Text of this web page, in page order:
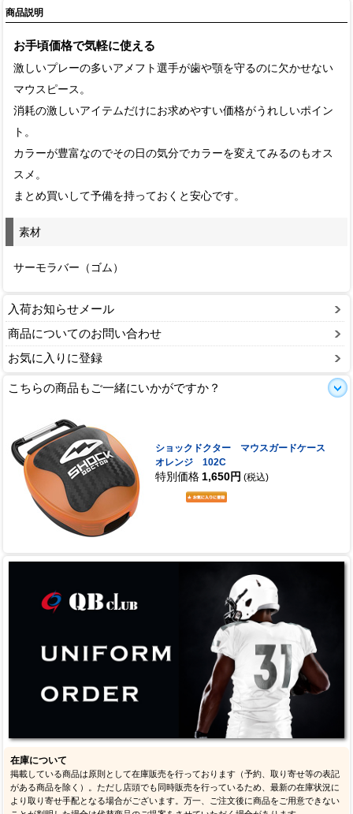
商品説明
お手頃価格で気軽に使える
激しいプレーの多いアメフト選手が歯や顎を守るのに欠かせない
マウスピース。
消耗の激しいアイテムだけにお求めやすい価格がうれしいポイン
ト。
カラーが豊富なのでその日の気分でカラーを変えてみるのもオス
スメ。
まとめ買いして予備を持っておくと安心です。
素材
サーモラバー（ゴム）
入荷お知らせメール
商品についてのお問い合わせ
お気に入りに登録
こちらの商品もご一緒にいかがですか？
ショックドクター マウスガードケース
オレンジ 102C
特別価格 1,650円 (税込)
在庫について
掲載している商品は原則として在庫販売を行っております（予約、取り寄せ等の表記
がある商品を除く）。ただし店頭でも同時販売を行っているため、最新の在庫状況に
より取り寄せ手配となる場合がございます。万一、ご注文後に商品をご用意できない